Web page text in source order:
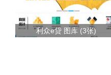
利众e贷 图库 (3张)